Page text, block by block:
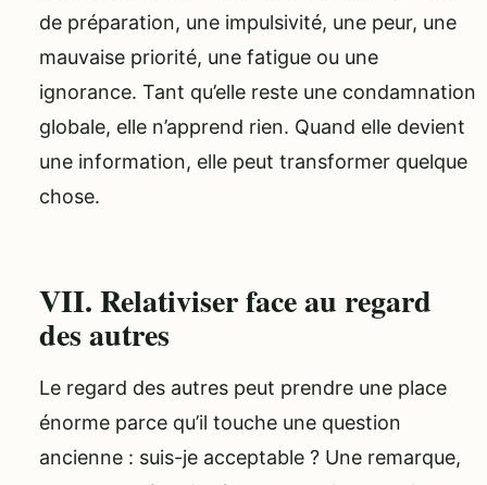
de préparation, une impulsivité, une peur, une
mauvaise priorité, une fatigue ou une
ignorance. Tant qu’elle reste une condamnation
globale, elle n’apprend rien. Quand elle devient
une information, elle peut transformer quelque
chose.
VII. Relativiser face au regard
des autres
Le regard des autres peut prendre une place
énorme parce qu’il touche une question
ancienne : suis-je acceptable ? Une remarque,